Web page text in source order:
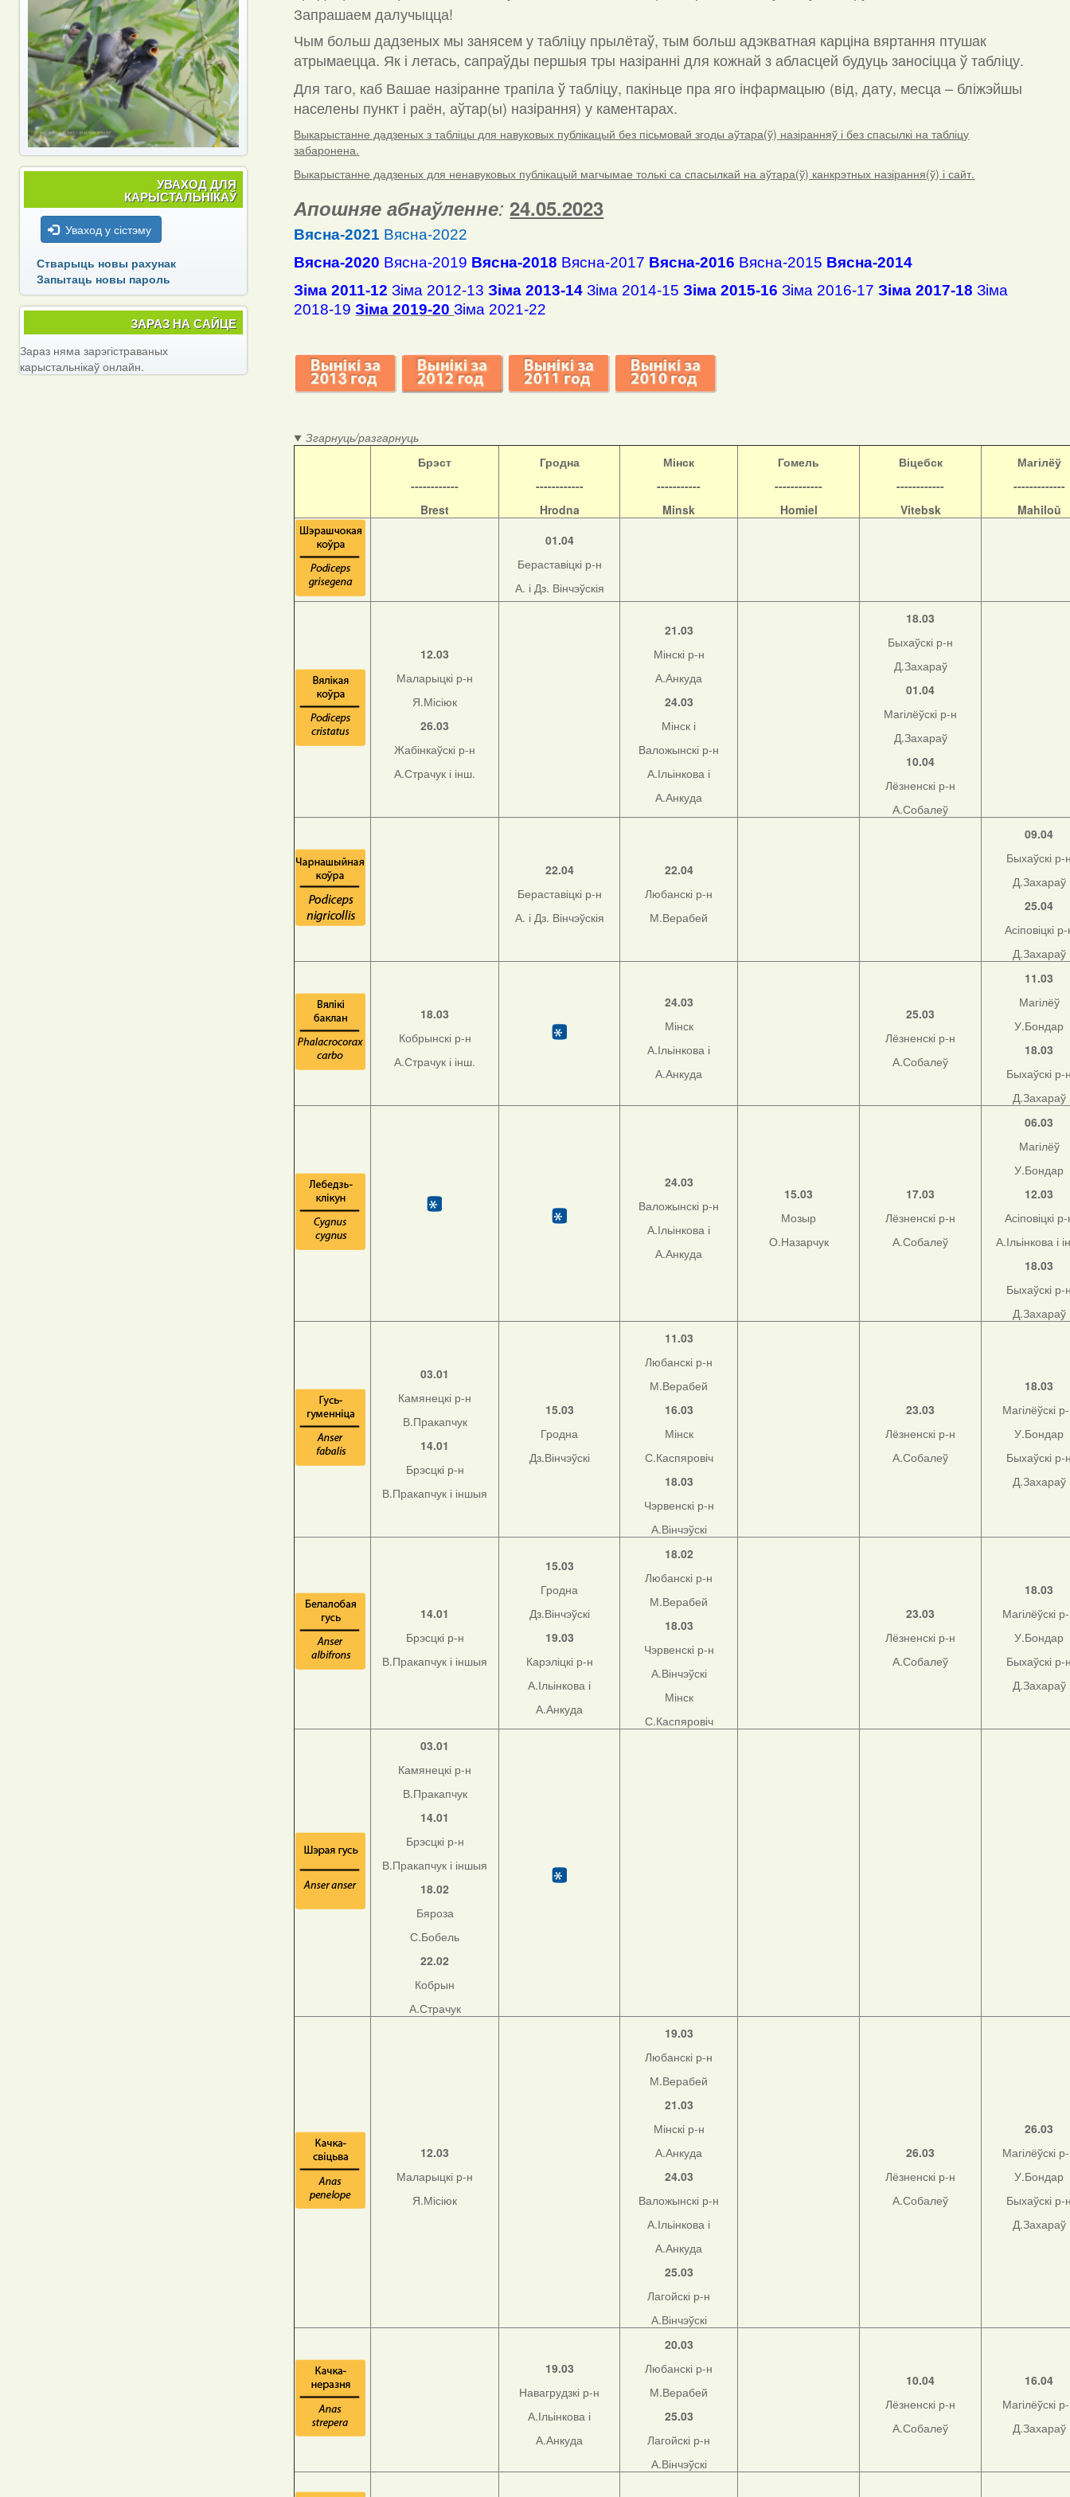
Запрашаем далучыцца!
Чым больш дадзеных мы занясем у табліцу прылётаў, тым больш адэкватная карціна вяртання птушак
атрымаецца. Як і летась, сапраўды першыя тры назіранні для кожнай з абласцей будуць заносіцца ў табліцу.
Для таго, каб Вашае назіранне трапіла ў табліцу, пакіньце пра яго інфармацыю (від, дату, месца – бліжэйшы
населены пункт і раён, аўтар(ы) назірання) у каментарах.
Выкарыстанне дадзеных з табліцы для навуковых публікацый без пісьмовай згоды аўтара(ў) назіранняў і без спасылкі на табліцу
забаронена.
Выкарыстанне дадзеных для ненавуковых публікацый магчымае толькі са спасылкай на аўтара(ў) канкрэтных назірання(ў) і сайт.
Апошняе абнаўленне: 24.05.2023
Вясна-2021 Вясна-2022
Вясна-2020 Вясна-2019 Вясна-2018 Вясна-2017 Вясна-2016 Вясна-2015 Вясна-2014
Зіма 2011-12 Зіма 2012-13 Зіма 2013-14 Зіма 2014-15 Зіма 2015-16 Зіма 2016-17 Зіма 2017-18 Зіма
2018-19 Зіма 2019-20Зіма 2021-22
Згарнуць/разгарнуць
Брэст
------------
Brest
Гродна
------------
Hrodna
Мінск
-----------
Minsk
Гомель
------------
Homiel
Віцебск
------------
Vitebsk
Магілёў
-------------
Mahiloŭ
01.04
Бераставіцкі р-н
А. і Дз. Вінчэўскія
12.03
Маларыцкі р-н
Я.Місіюк
26.03
Жабінкаўскі р-н
А.Страчук і інш.
21.03
Мінскі р-н
А.Анкуда
24.03
Мінск і
Валожынскі р-н
А.Ільінкова і
А.Анкуда
18.03
Быхаўскі р-н
Д.Захараў
01.04
Магілёўскі р-н
Д.Захараў
10.04
Лёзненскі р-н
А.Собалеў
22.04
Бераставіцкі р-н
А. і Дз. Вінчэўскія
22.04
Любанскі р-н
М.Верабей
09.04
Быхаўскі р-
Д.Захараў
25.04
Асіповіцкі
Д.Захараў
18.03
Кобрынскі р-н
А.Страчук і інш.
24.03
Мінск
А.Ільінкова і
А.Анкуда
25.03
Лёзненскі р-н
А.Собалеў
11.03
Магілёў
У.Бондар
18.03
Быхаўскі р-
Д.Захараў
24.03
Валожынскі р-н
А.Ільінкова і
А.Анкуда
15.03
Мозыр
О.Назарчук
17.03
Лёзненскі р-н
А.Собалеў
06.03
Магілёў
У.Бондар
12.03
Асіповіцкі
А.Ільінкова і
18.03
Быхаўскі р-
Д.Захараў
03.01
Камянецкі р-н
В.Пракапчук
14.01
Брэсцкі р-н
В.Пракапчук і іншыя
15.03
Гродна
Дз.Вінчэўскі
11.03
Любанскі р-н
М.Верабей
16.03
Мінск
С.Каспяровіч
18.03
Чэрвенскі р-н
А.Вінчэўскі
23.03
Лёзненскі р-н
А.Собалеў
18.03
Магілёўскі
У.Бондар
Быхаўскі р-
Д.Захараў
14.01
Брэсцкі р-н
В.Пракапчук і іншыя
15.03
Гродна
Дз.Вінчэўскі
19.03
Карэліцкі р-н
А.Ільінкова і
А.Анкуда
18.02
Любанскі р-н
М.Верабей
18.03
Чэрвенскі р-н
А.Вінчэўскі
Мінск
С.Каспяровіч
23.03
Лёзненскі р-н
А.Собалеў
18.03
Магілёўскі
У.Бондар
Быхаўскі р-
Д.Захараў
03.01
Камянецкі р-н
В.Пракапчук
14.01
Брэсцкі р-н
В.Пракапчук і іншыя
18.02
Бяроза
С.Бобель
22.02
Кобрын
А.Страчук
12.03
Маларыцкі р-н
Я.Місіюк
19.03
Любанскі р-н
М.Верабей
21.03
Мінскі р-н
А.Анкуда
24.03
Валожынскі р-н
А.Ільінкова і
А.Анкуда
25.03
Лагойскі р-н
А.Вінчэўскі
26.03
Лёзненскі р-н
А.Собалеў
26.03
Магілёўскі
У.Бондар
Быхаўскі р-
Д.Захараў
19.03
Навагрудзкі р-н
А.Ільінкова і
А.Анкуда
20.03
Любанскі р-н
М.Верабей
25.03
Лагойскі р-н
А.Вінчэўскі
10.04
Лёзненскі р-н
А.Собалеў
16.04
Магілёўскі
Д.Захараў
УВАХОД ДЛЯ
КАРЫСТАЛЬНІКАЎ
Уваход у сістэму
Стварыць новы рахунак
Запытаць новы пароль
ЗАРАЗ НА САЙЦЕ
Зараз няма зарэгістраваных
карыстальнікаў онлайн.